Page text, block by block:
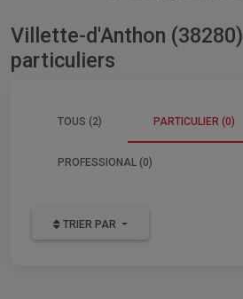
Villette-d'Anthon
particuliers
TOUS (2) PARTICULIER (0)
PROFESSIONAL (0)
TRIER PAR